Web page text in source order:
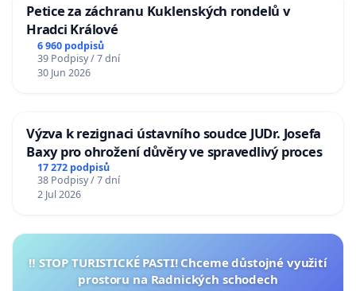
Petice za záchranu Kuklenských rondelů v
Hradci Králové
6 960 podpisů
39 Podpisy / 7 dní
30 Jun 2026
Výzva k rezignaci ústavního soudce JUDr. Josefa
Baxy pro ohrožení důvěry ve spravedlivý proces
17 272 podpisů
38 Podpisy / 7 dní
2 Jul 2026
‼️ STOP TURISTICKÉ PASTI! Chceme důstojné využití
prostoru na Radnických schodech